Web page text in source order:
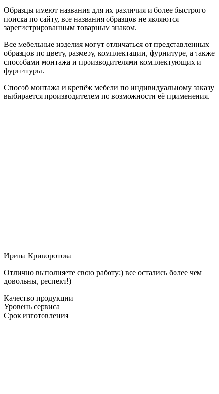
Образцы имеют названия для их различия и более быстрого
поиска по сайту, все названия образцов не являются
зарегистрированным товарным знаком.
Все мебельные изделия могут отличаться от представленных
образцов по цвету, размеру, комплектации, фурнитуре, а также
способами монтажа и производителями комплектующих и
фурнитуры.
Способ монтажа и крепёж мебели по индивидуальному заказу
выбирается производителем по возможности её применения.
Ирина Криворотова
Отлично выполняете свою работу:) все остались более чем
довольны, респект!)
Качество продукции
Уровень сервиса
Срок изготовления